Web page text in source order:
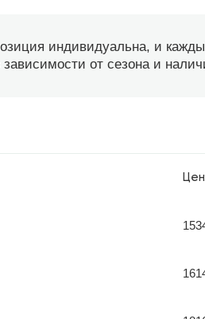
индивидуальна, и
от сезона и